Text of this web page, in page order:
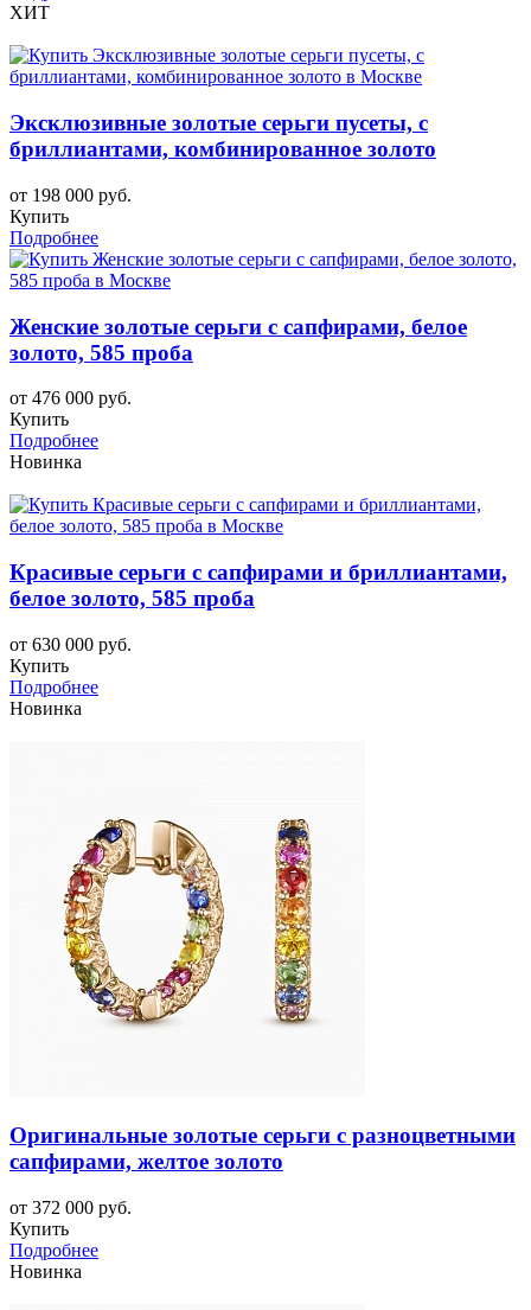
ХИТ
Эксклюзивные золотые серьги пусеты, с
бриллиантами, комбинированное золото
от 198 000 руб.
Купить
Подробнее
Женские золотые серьги с сапфирами, белое
золото, 585 проба
от 476 000 руб.
Купить
Подробнее
Новинка
Красивые серьги с сапфирами и бриллиантами,
белое золото, 585 проба
от 630 000 руб.
Купить
Подробнее
Новинка
Оригинальные золотые серьги с разноцветными
сапфирами, желтое золото
от 372 000 руб.
Купить
Подробнее
Новинка